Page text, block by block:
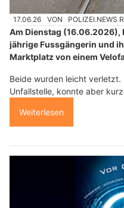
17.06.26 VON POLIZEI.NEWS
Am Dienstag (16.06.2026),
jährige Fussgängerin und
Marktplatz von einem
Beide wurden leicht
Unfallstelle, konnte aber
Weiterlesen